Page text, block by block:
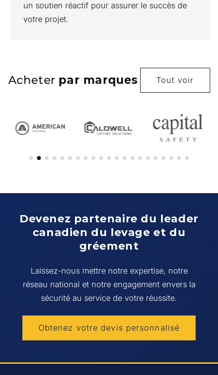
un soutien réactif pour assurer le succès de
votre projet.
Acheter par marques Tout voir
Devenez partenaire du leader
canadien du levage et du
gréement
Laissez-nous mettre notre expertise, notre
réseau national et notre engagement envers la
sécurité au service de votre réussite.
Obtenez votre devis personnalisé